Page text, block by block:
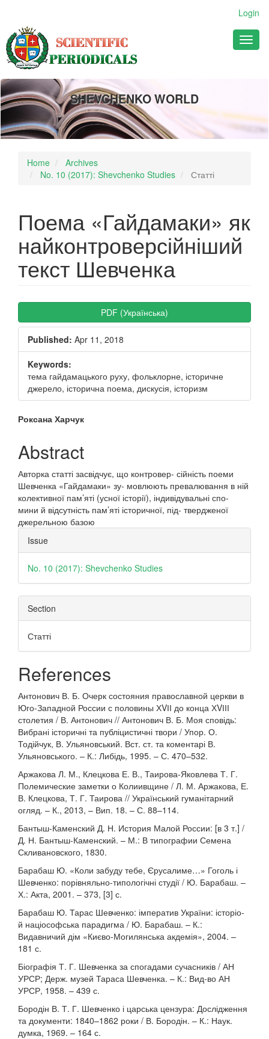
Main
Content
Sidebar
Login
SHEVCHENKO WORLD
Home
Archives
No. 10 (2017): Shevchenko Studies
Статті
Поема «Гайдамаки» як
найконтроверсійніший
текст Шевченка
Article
Sidebar
PDF (Українська)
Published: Apr 11, 2018
Keywords:
тема гайдамацького руху, фольклорне, історичне
джерело, історична поема, дискусія, історизм
Main
Article
Content
Роксана Харчук
Abstract
Авторка статті засвідчує, що контровер- сійність поеми
Шевченка «Гайдамаки» зу- мовлюють превалювання в ній
колективної пам’яті (усної історії), індивідувальні спо-
мини й відсутність пам’яті історичної, під- твердженої
джерельною базою
Article
Details
Issue
No. 10 (2017): Shevchenko Studies
Section
Статті
References
Антонович В. Б. Очерк состояния православной церкви в
Юго-Западной России с половины ХVІІ до конца ХVІІІ
столетия / В. Антонович // Антонович В. Б. Моя сповідь:
Вибрані історичні та публіцистичні твори / Упор. О.
Тодійчук, В. Ульяновський. Вст. ст. та коментарі В.
Ульяновського. – К.: Либідь, 1995. – С. 470–532.
Аржакова Л. М., Клецкова Е. В., Таирова-Яковлева Т. Г.
Полемические заметки о Колиивщине / Л. М. Аржакова, Е.
В. Клецкова, Т. Г. Таирова // Український гуманітарний
огляд. – К., 2013, – Вип. 18. – С. 88–114.
Бантыш-Каменский Д. Н. История Малой России: [в 3 т.] /
Д. Н. Бантыш-Каменский. – М.: В типографии Семена
Скливановского, 1830.
Барабаш Ю. «Коли забуду тебе, Єрусалиме…» Гоголь і
Шевченко: порівняльно-типологічні студії / Ю. Барабаш. –
Х.: Акта, 2001. – 373, [3] с.
Барабаш Ю. Тарас Шевченко: імператив України: історіо-
й націософська парадигма / Ю. Барабаш. – К.:
Видавничий дім «Києво-Могилянська акдемія», 2004. –
181 с.
Біографія Т. Г. Шевченка за спогадами сучасників / АН
УРСР; Держ. музей Тараса Шевченка. – К.: Вид-во АН
УРСР, 1958. – 439 с.
Бородін В. Т. Г. Шевченко і царська цензура: Дослідження
та документи: 1840–1862 роки / В. Бородін. – К.: Наук.
думка, 1969. – 164 с.